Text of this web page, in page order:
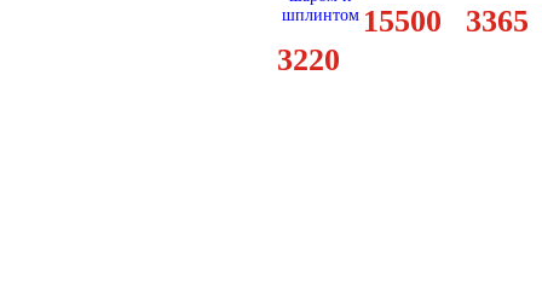
шплинтом
3220
15500 3365